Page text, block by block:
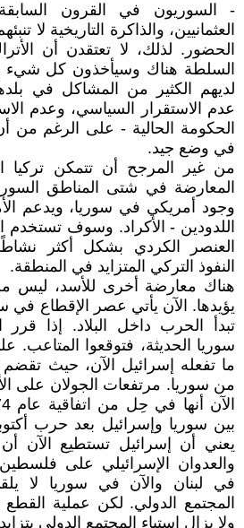
- السوريون في القرون
العثمانيين، والذاكرة التاريخية لا
الحضور. لذلك، لا تعتقدن أن
السلطة هناك وسيأخذون كل شيء
لديهم الكثير من المشاكل في
عدم الاستقرار السياسي، وعدم
الحكومة الحالية - على الرغم من
في وضع جيد.
من غير المرجح أن تتمكن تركيا
المعارضة في شتى المناطق
وجود أمريكي في سوريا، ويدعم
اللدودين - الأكراد. وسوف تستخدم
العنصر الكردي بشكل أكثر
النفوذ التركي المتزايد في المنطقة.
هناك معارضة أخرى للأسد، ليس
يؤيدها. الآن يأتي عصر الإقطاع
تبدأ الحرب داخل البلاد. إذا قرر
سوريا الحديثة، فتوقعوا المتاعب.
ما تفعله إسرائيل الآن، حيث
من سوريا. مرتفعات الجولان على
يعني أن إسرائيل تستطيع الآن
والعدوان الإسرائيلي على
في لبنان والآن في سوريا لا
المجتمع الدولي. لكن عملية القطع
ولا يزال استياء المجتمع الدولي